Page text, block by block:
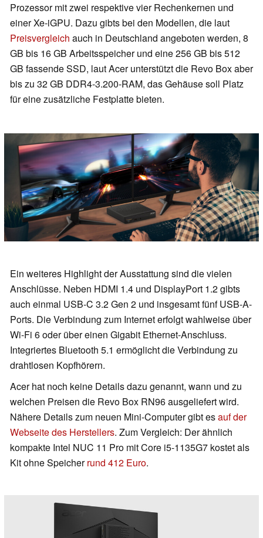
Prozessor mit zwei respektive vier Rechenkernen und
einer Xe-iGPU. Dazu gibts bei den Modellen, die laut
Preisvergleich auch in Deutschland angeboten werden, 8
GB bis 16 GB Arbeitsspeicher und eine 256 GB bis 512
GB fassende SSD, laut Acer unterstützt die Revo Box aber
bis zu 32 GB DDR4-3.200-RAM, das Gehäuse soll Platz
für eine zusätzliche Festplatte bieten.
Ein weiteres Highlight der Ausstattung sind die vielen
Anschlüsse. Neben HDMI 1.4 und DisplayPort 1.2 gibts
auch einmal USB-C 3.2 Gen 2 und insgesamt fünf USB-A-
Ports. Die Verbindung zum Internet erfolgt wahlweise über
Wi-Fi 6 oder über einen Gigabit Ethernet-Anschluss.
Integriertes Bluetooth 5.1 ermöglicht die Verbindung zu
drahtlosen Kopfhörern.
Acer hat noch keine Details dazu genannt, wann und zu
welchen Preisen die Revo Box RN96 ausgeliefert wird.
Nähere Details zum neuen Mini-Computer gibt esauf der
Webseite des Herstellers. Zum Vergleich: Der ähnlich
kompakte Intel NUC 11 Pro mit Core i5-1135G7 kostet als
Kit ohne Speicherrund 412 Euro.